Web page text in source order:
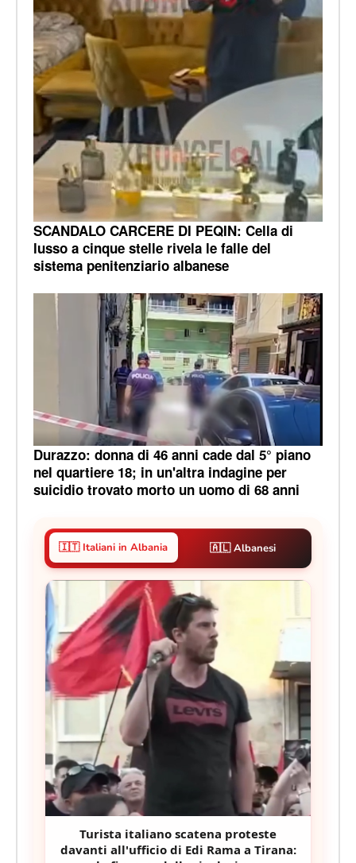
SCANDALO CARCERE DI PEQIN: Cella di
lusso a cinque stelle rivela le falle del
sistema penitenziario albanese
Durazzo: donna di 46 anni cade dal 5° piano
nel quartiere 18; in un'altra indagine per
suicidio trovato morto un uomo di 68 anni
🇮🇹 Italiani in Albania 🇦🇱 Albanesi
Turista italiano scatena proteste
davanti all'ufficio di Edi Rama a Tirana: